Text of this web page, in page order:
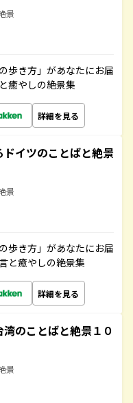
景
歩き方」があなたにお届
癒やしの絶景集
詳細を見る
イツのことばと絶景
景
歩き方」があなたにお届
と癒やしの絶景集
詳細を見る
のことばと絶景１０
景